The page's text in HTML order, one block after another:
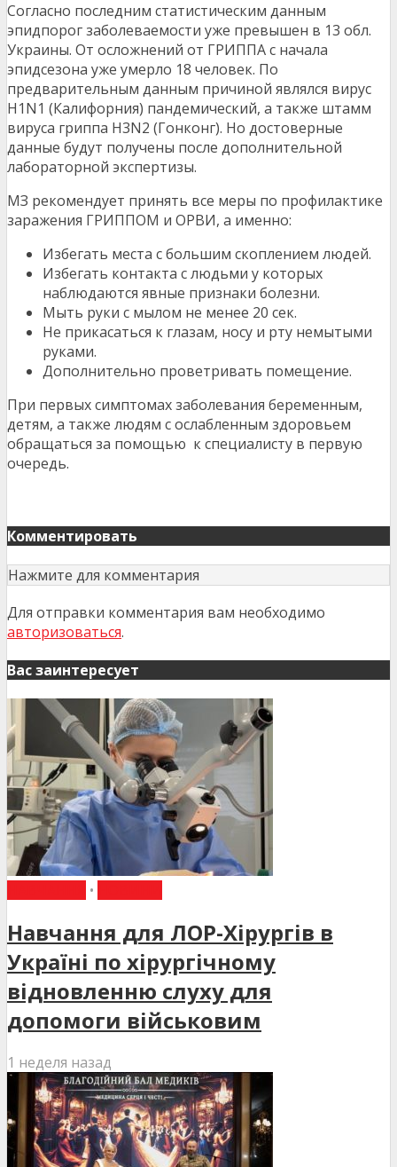
Согласно последним статистическим данным
эпидпорог заболеваемости уже превышен в 13 обл.
Украины. От осложнений от ГРИППА с начала
эпидсезона уже умерло 18 человек. По
предварительным данным причиной являлся вирус
H1N1 (Калифорния) пандемический, а также штамм
вируса гриппа H3N2 (Гонконг). Но достоверные
данные будут получены после дополнительной
лабораторной экспертизы.
МЗ рекомендует принять все меры по профилактике
заражения ГРИППОМ и ОРВИ, а именно:
Избегать места с большим скоплением людей.
Избегать контакта с людьми у которых
наблюдаются явные признаки болезни.
Мыть руки с мылом не менее 20 сек.
Не прикасаться к глазам, носу и рту немытыми
руками.
Дополнительно проветривать помещение.
При первых симптомах заболевания беременным,
детям, а также людям с ослабленным здоровьем
обращаться за помощью к специалисту в первую
очередь.
Комментировать
Нажмите для комментария
Для отправки комментария вам необходимо
авторизоваться.
Вас заинтересует
•
Навчання для ЛОР-Хірургів в
Україні по хірургічному
відновленню слуху для
допомоги військовим
1 неделя назад